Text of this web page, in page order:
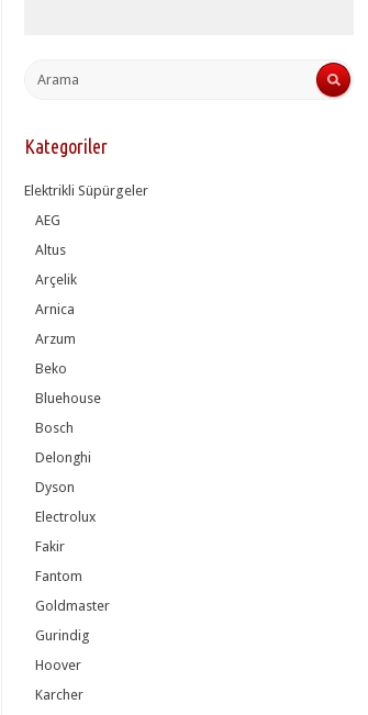
Kategoriler
Elektrikli Süpürgeler
AEG
Altus
Arçelik
Arnica
Arzum
Beko
Bluehouse
Bosch
Delonghi
Dyson
Electrolux
Fakir
Fantom
Goldmaster
Gurindig
Hoover
Karcher